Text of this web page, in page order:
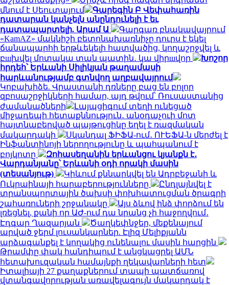
մնում է Սեուտայում
Գարեգին Բ Վեփահառին
դատարան կանչելն անընդունելի է եւ
դատապարտելի. Արամ Ա
Գարգառ բնակավայրում
«KamAZ» մակնիշի բետոնախառնիչը դուրս է եկել
ճանապարհի երթևեկելի հատվածից, կողաշրջվել և
բшխվել մոտակա տան պատին․ կա վիրшվոր
Խոշոր
հրդեհ՝ Երևանի Սիլիկյան թաղամասի
հարևանությամբ գտնվող աղբավայրում
Կոբախիձե. Վրաստանի դռները բաց են բոլոր
զբոսաշրջիկների համար, այդ թվում՝ Ռուսաստանից
ժամանածների
Լայպցիգում տեղի ունեցած
միջադեպի հետաքննություն․ անօդաչուի մոտ
հայտնաբերված պայթուցիկը եղել է ռազմական
մակարդակի
Սկանդալ ՖԻՖԱ-ում․ ՈՒԵՖԱ-ն մերժել է
Ինֆանտինոյի ներողությունը և պահպանում է
բոյկոտը
Զոհասեղանին երևանցու կյանքն է․
Վարդանյանը՝ Երևանի օդի որակի մասին
(տեսանյութ)
Կիևում քննարկվել են Ադրբեջանի և
Ուկրաինայի հարաբերությունները
Ընդլայնվել է
տրանսպորտային ծախսի փոխհատուցման ծրագրի
շահառուների շրջանակը
Այս ձևով ինձ փորձում են
լռեցնել, քանի որ ԱԺ-ում դա նրանց չի հաջողվում․
Էդգար Ղազարյան
Ծաղկեփնջեր, մեքենայում
արված ջերմ լուսանկարներ. Էլիզ Մելիքյանն
արձագանքել է կողակից ունենալու մասին հարցին
Թրամփը փակ հանդիպում է անցկացրել ԱՄՆ
հետախուզական համայնքի ղեկավարների հետ
Իտալիայի 27 քաղաքներում տապի պատճառով
վտանգավորության առավելագույն մակարդակ է